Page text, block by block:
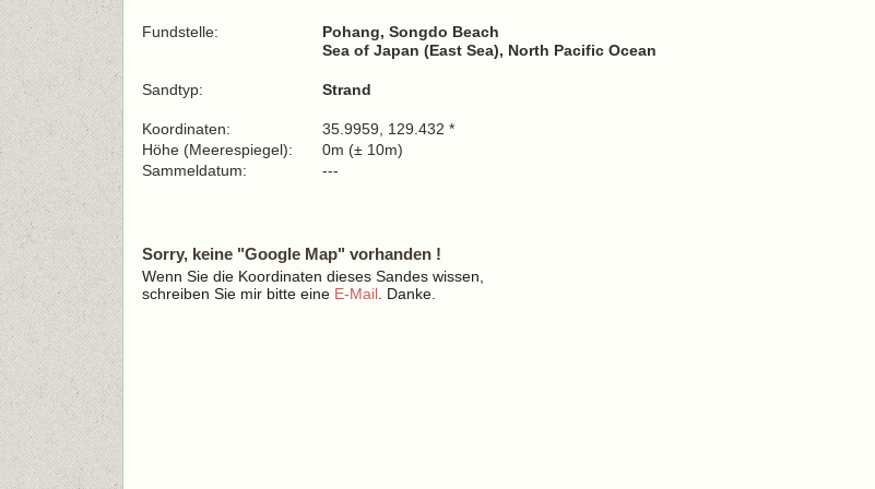
Fundstelle:
Pohang, Songdo Beach
Sea of Japan (East Sea), North Pacific Ocean
Sandtyp: Strand
Koordinaten:
35.9959, 129.432 *
Höhe (Meerespiegel):
0m (± 10m)
Sammeldatum:
---
Sorry, keine "Google Map" vorhanden !
Wenn Sie die Koordinaten dieses Sandes wissen,
schreiben Sie mir bitte eine E-Mail . Danke.